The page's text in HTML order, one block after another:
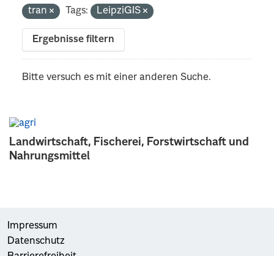
Landwirtschaft, Fischerei, Forstwirtschaft und
Nahrungsmittel
tran
Tags: LeipziGIS
Ergebnisse filtern
Bitte versuch es mit einer anderen Suche.
Impressum
Datenschutz